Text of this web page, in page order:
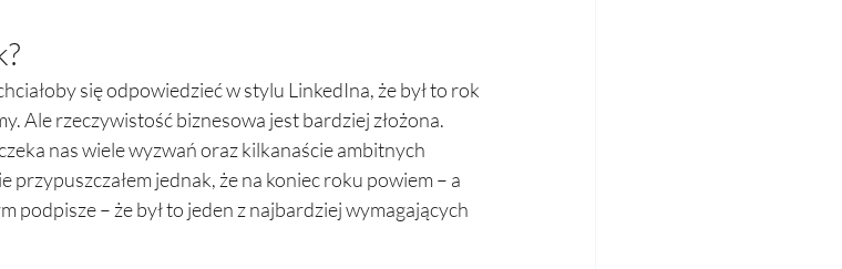
się odpowiedzieć w stylu LinkedIna, że był to rok
Ale rzeczywistość biznesowa jest bardziej złożona.
nas wiele wyzwań oraz kilkanaście ambitnych
jednak, że na koniec roku powiem – a
podpisze – że był to jeden z najbardziej wymagających